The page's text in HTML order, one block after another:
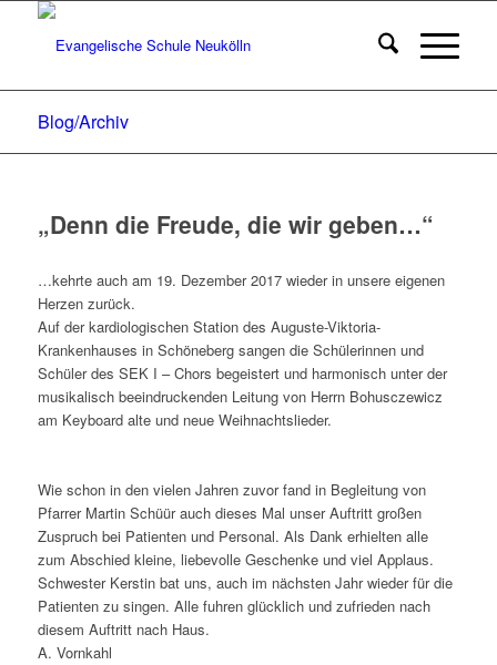
Blog/Archiv
„Denn die Freude, die wir geben…“
…kehrte auch am 19. Dezember 2017 wieder in unsere eigenen
Herzen zurück.
Auf der kardiologischen Station des Auguste-Viktoria-
Krankenhauses in Schöneberg sangen die Schülerinnen und
Schüler des SEK I – Chors begeistert und harmonisch unter der
musikalisch beeindruckenden Leitung von Herrn Bohusczewicz
am Keyboard alte und neue Weihnachtslieder.
Wie schon in den vielen Jahren zuvor fand in Begleitung von
Pfarrer Martin Schüür auch dieses Mal unser Auftritt großen
Zuspruch bei Patienten und Personal. Als Dank erhielten alle
zum Abschied kleine, liebevolle Geschenke und viel Applaus.
Schwester Kerstin bat uns, auch im nächsten Jahr wieder für die
Patienten zu singen. Alle fuhren glücklich und zufrieden nach
diesem Auftritt nach Haus.
A. Vornkahl